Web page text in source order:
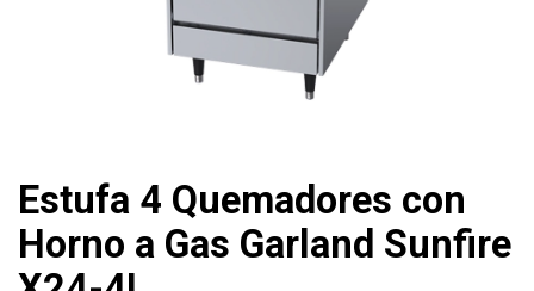
Estufa 4 Quemadores con
Horno a Gas Garland Sunfire